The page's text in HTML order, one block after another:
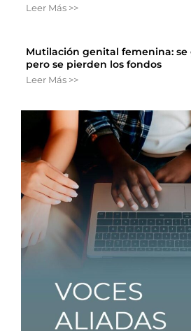
Leer Más >>
Mutilación genital femenina: se
pero se pierden los fondos
Leer Más >>